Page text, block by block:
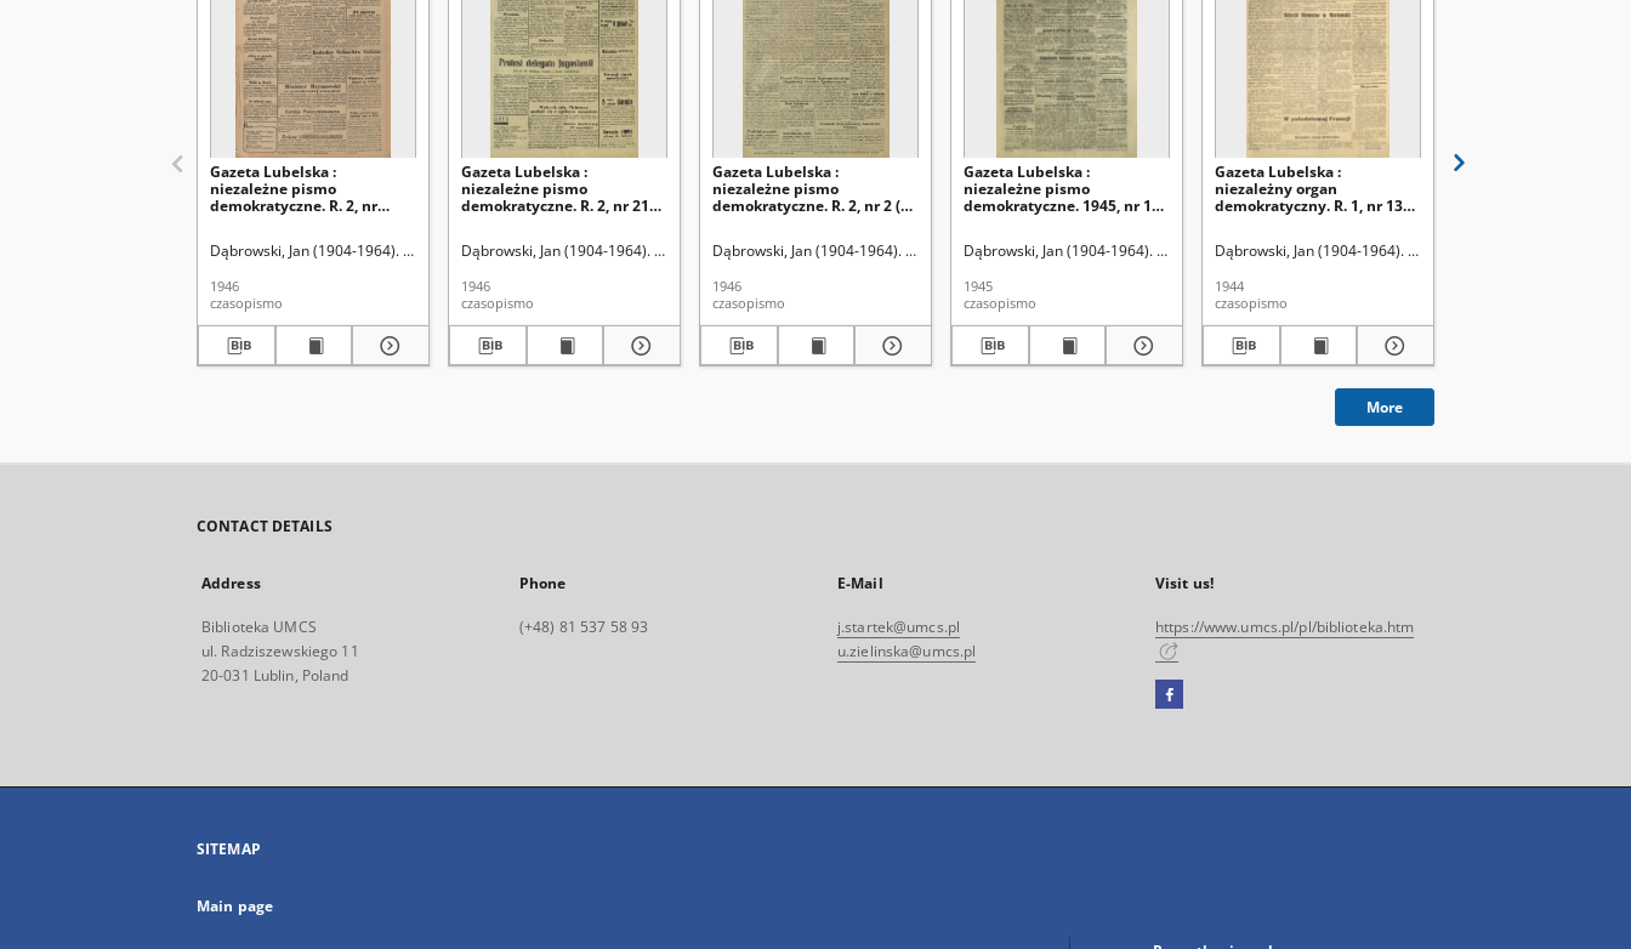
Gazeta Lubelska :
niezależne pismo
demokratyczne. R. 2, nr
Dąbrowski, Jan (1904-1964). Red
1946
czasopismo
Gazeta Lubelska :
niezależne pismo
demokratyczne. R. 2, nr 210
Dąbrowski, Jan (1904-1964). Red
1946
czasopismo
Gazeta Lubelska :
niezależne pismo
demokratyczne. R. 2, nr 2 (2
Dąbrowski, Jan (1904-1964). Red
1946
czasopismo
Gazeta Lubelska :
niezależne pismo
demokratyczne. 1945, nr 145
Dąbrowski, Jan (1904-1964). Red
1945
czasopismo
Gazeta Lubelska :
niezależny organ
demokratyczny. R. 1, nr 13
Dąbrowski, Jan (1904-1964). Red
1944
czasopismo
More
CONTACT DETAILS
Address
Biblioteka UMCS
ul. Radziszewskiego 11
20-031 Lublin, Poland
Phone
(+48) 81 537 58 93
E-Mail
j.startek@umcs.pl
u.zielinska@umcs.pl
Visit us!
https://www.umcs.pl/pl/biblioteka.htm
Facebook
open
SITEMAP
Main page